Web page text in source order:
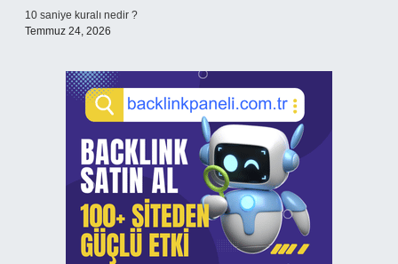
10 saniye kuralı nedir ?
Temmuz 24, 2026